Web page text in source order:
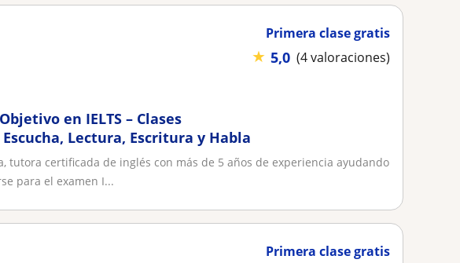
Primera clase gratis
★ 5,0 (4 valoraciones)
en IELTS – Clases
Lectura, Escritura y Habla
tutora certificada de inglés con más de 5 años de experiencia ayudando
para el examen I...
Primera clase gratis